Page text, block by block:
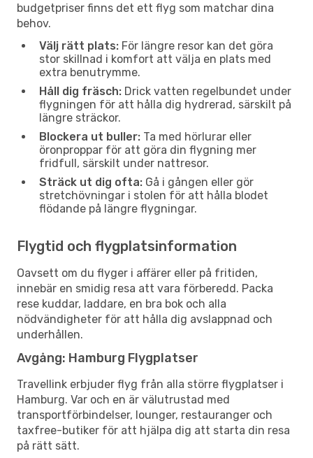
budgetpriser finns det ett flyg som matchar dina
behov.
Välj rätt plats: För längre resor kan det göra
stor skillnad i komfort att välja en plats med
extra benutrymme.
Håll dig fräsch: Drick vatten regelbundet under
flygningen för att hålla dig hydrerad, särskilt på
längre sträckor.
Blockera ut buller: Ta med hörlurar eller
öronproppar för att göra din flygning mer
fridfull, särskilt under nattresor.
Sträck ut dig ofta: Gå i gången eller gör
stretchövningar i stolen för att hålla blodet
flödande på längre flygningar.
Flygtid och flygplatsinformation
Oavsett om du flyger i affärer eller på fritiden,
innebär en smidig resa att vara förberedd. Packa
rese kuddar, laddare, en bra bok och alla
nödvändigheter för att hålla dig avslappnad och
underhållen.
Avgång: Hamburg Flygplatser
Travellink erbjuder flyg från alla större flygplatser i
Hamburg. Var och en är välutrustad med
transportförbindelser, lounger, restauranger och
taxfree-butiker för att hjälpa dig att starta din resa
på rätt sätt.